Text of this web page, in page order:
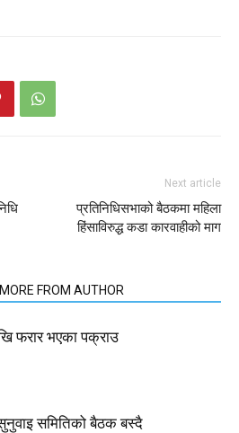
Next article
प्रतिनिधिसभाको बैठकमा महिला
हिंसाविरुद्ध कडा कारवाहीको माग
MORE FROM AUTHOR
फरार भएका पक्राउ
समितिको बैठक बस्दै